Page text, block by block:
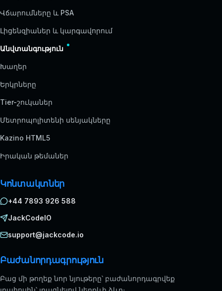
Վճարումները և PSA
Լիցենզիաներ և կարգավորում
Անվտանգություն
Խաղեր
Երկրները
Tier-շուկաներ
Մետրոպոլիտենի սենյակները
Kazino HTML5
Իրական թեմաներ
Կոնտակտներ
+44 7893 926 588
JackCodeIO
support@jackcode.io
Բաժանորդագրություն
Բաց մի թողեք նոր նյութերը՝ բաժանորդագրվեք